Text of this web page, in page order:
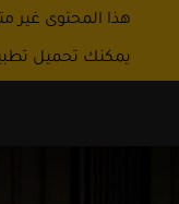
هذا المحتوى غير
يمكنك تحميل تطبيق منصة 51 من